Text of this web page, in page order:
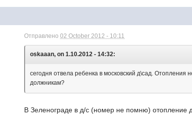
Отправлено02 October 2012 - 10:11
oskaaan, on 1.10.2012 - 14:32:
сегодня отвела ребенка в московский д\сад. Отопления
должникам?
В Зеленограде в д/с (номер не помню) отопление